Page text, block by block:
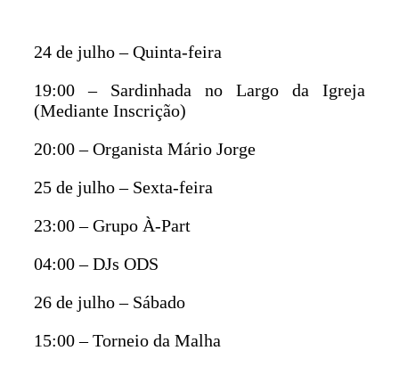
24 de julho – Quinta-feira
19:00 – Sardinhada no Largo da Igreja
(Mediante Inscrição)
20:00 – Organista Mário Jorge
25 de julho – Sexta-feira
23:00 – Grupo À-Part
04:00 – DJs ODS
26 de julho – Sábado
15:00 – Torneio da Malha